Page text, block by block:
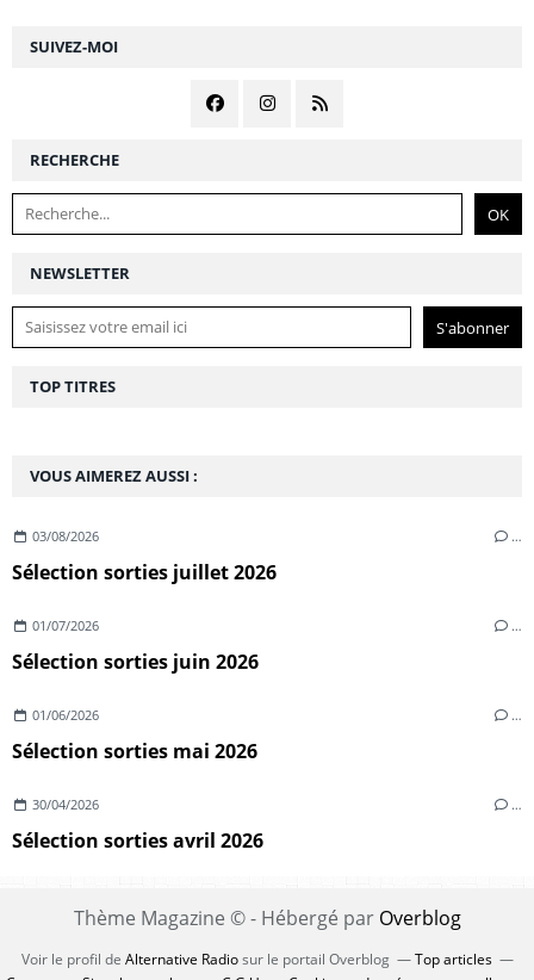
NEWSLETTER
SUIVEZ-MOI
RECHERCHE
VOUS AIMEREZ AUSSI :
03/08/2026 …
Sélection sorties juillet 2026
01/07/2026 …
Sélection sorties juin 2026
01/06/2026 …
Sélection sorties mai 2026
30/04/2026 …
Sélection sorties avril 2026
TOP TITRES
Thème Magazine © - Hébergé par Overblog
Voir le profil de Alternative Radiosur le portail Overblog
Top articles